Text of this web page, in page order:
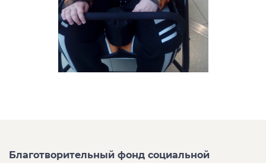
Благотворительный фонд социальной